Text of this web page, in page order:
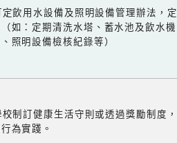
飲用水設備及照明設備管理辦法，定
如：定期清洗水塔、蓄水池及飲水機
照明設備檢核紀錄等）
制訂健康生活守則或透過獎勵制度，
為實踐。